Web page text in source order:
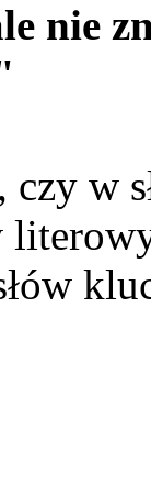
nie
czy w